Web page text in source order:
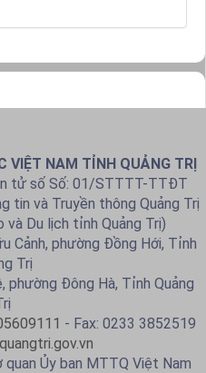
VIỆT NAM TỈNH QUẢNG TRỊ
tử số Số: 01/STTTT-TTĐT
tin và Truyền thông Quảng Trị
và Du lịch tỉnh Quảng Trị)
Cảnh, phường Đồng Hới, Tỉnh
Trị
phường Đông Hà, Tỉnh Quảng
- Fax: 0233 3852519
Ủy ban MTTQ Việt Nam